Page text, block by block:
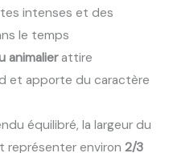
intenses et des
le temps
animalierattire
et apporte du caractère
équilibré, la largeur du
représenter environ 2/3